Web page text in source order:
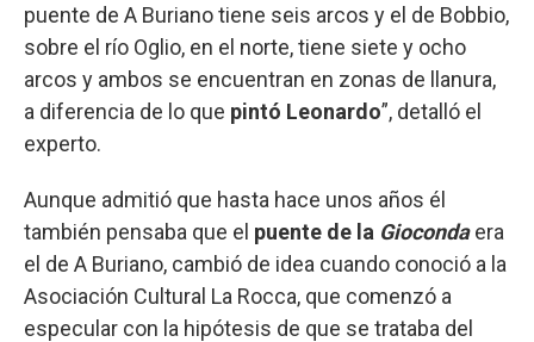
puente de A Buriano tiene seis arcos y el de Bobbio,
sobre el río Oglio, en el norte, tiene siete y ocho
arcos y ambos se encuentran en zonas de llanura,
a diferencia de lo que pintó Leonardo”, detalló el
experto.
Aunque admitió que hasta hace unos años él
también pensaba que el puente de la Gioconda era
el de A Buriano, cambió de idea cuando conoció a la
Asociación Cultural La Rocca, que comenzó a
especular con la hipótesis de que se trataba del